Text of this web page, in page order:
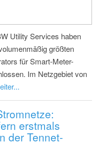
Utility Services haben
größten
für Smart-Meter-
Im Netzgebiet von
erstmals
der Tennet-